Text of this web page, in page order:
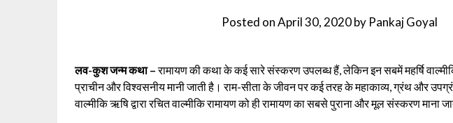
Posted onApril 30, 2020by Pankaj Goyal
लव-कुश जन्म कथा –रामायण की कथा के कई सारे संस्करण उपलब्ध हैं, लेकिन इन सबमें महर्षि वाल्मीकि
प्राचीन और विश्वसनीय मानी जाती है। राम-सीता के जीवन पर कई तरह के महाकाव्य, ग्रंथ और
वाल्मीकि ऋषि द्वारा रचित वाल्मीकि रामायण को ही रामायण का सबसे पुराना और मूल संस्करण माना